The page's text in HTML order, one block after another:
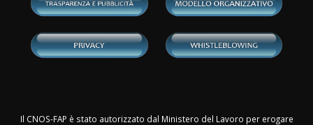
Il CNOS-FAP è stato autorizzato dal Ministero del Lavoro per erogare